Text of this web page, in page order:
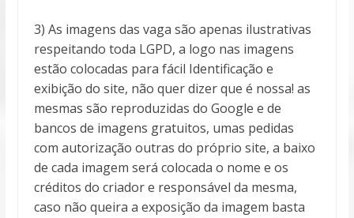
3) As imagens das vaga são apenas ilustrativas
respeitando toda LGPD, a logo nas imagens
estão colocadas para fácil Identificação e
exibição do site, não quer dizer que é nossa! as
mesmas são reproduzidas do Google e de
bancos de imagens gratuitos, umas pedidas
com autorização outras do próprio site, a baixo
de cada imagem será colocada o nome e os
créditos do criador e responsável da mesma,
caso não queira a exposição da imagem basta